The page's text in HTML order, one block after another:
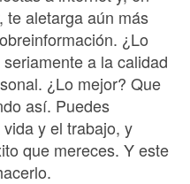
te aletarga aún más
¿Lo
a la calidad
¿Lo mejor? Que
así. Puedes
y el trabajo, y
que mereces. Y este